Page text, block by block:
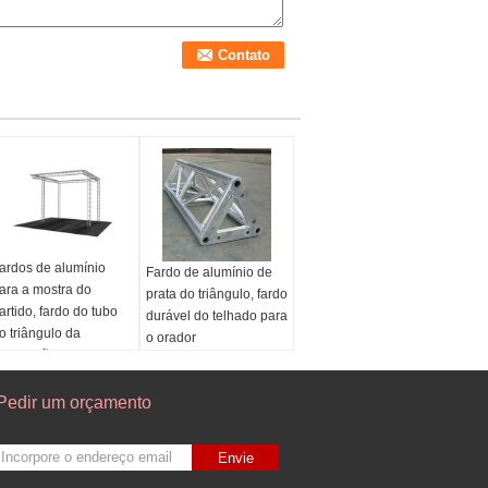
de alumínio
a mostra do
fardo do tubo
triângulo da
Fardo de alumínio de
prata do triângulo, fardo
durável do telhado para
o orador
um orçamento
Envie